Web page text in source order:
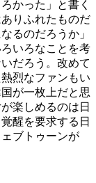
かった」と書く
りふれたものだ
るのだろうか」
いろなことを考
だろう。改めて
烈なファンもい
が一枚上だと思
楽しめるのは日
醒を要求する日
ブトゥーンが